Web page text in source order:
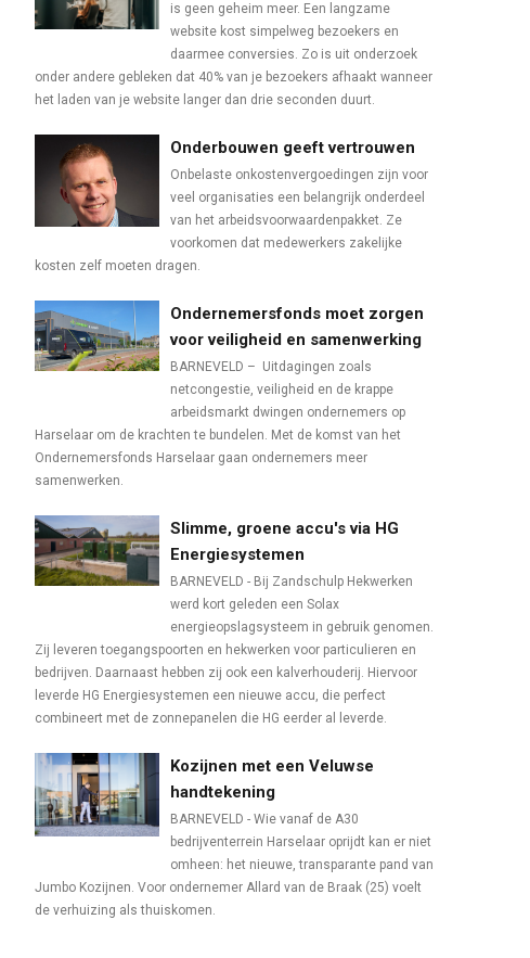
is geen geheim meer. Een langzame
website kost simpelweg bezoekers en
daarmee conversies. Zo is uit onderzoek
onder andere gebleken dat 40% van je bezoekers afhaakt wanneer
het laden van je website langer dan drie seconden duurt.
Onderbouwen geeft vertrouwen
Onbelaste onkostenvergoedingen zijn voor
veel organisaties een belangrijk onderdeel
van het arbeidsvoorwaardenpakket. Ze
voorkomen dat medewerkers zakelijke
kosten zelf moeten dragen.
Ondernemersfonds moet zorgen
voor veiligheid en samenwerking
BARNEVELD – Uitdagingen zoals
netcongestie, veiligheid en de krappe
arbeidsmarkt dwingen ondernemers op
Harselaar om de krachten te bundelen. Met de komst van het
Ondernemersfonds Harselaar gaan ondernemers meer
samenwerken.
Slimme, groene accu's via HG
Energiesystemen
BARNEVELD - Bij Zandschulp Hekwerken
werd kort geleden een Solax
energieopslagsysteem in gebruik genomen.
Zij leveren toegangspoorten en hekwerken voor particulieren en
bedrijven. Daarnaast hebben zij ook een kalverhouderij. Hiervoor
leverde HG Energiesystemen een nieuwe accu, die perfect
combineert met de zonnepanelen die HG eerder al leverde.
Kozijnen met een Veluwse
handtekening
BARNEVELD - Wie vanaf de A30
bedrijventerrein Harselaar oprijdt kan er niet
omheen: het nieuwe, transparante pand van
Jumbo Kozijnen. Voor ondernemer Allard van de Braak (25) voelt
de verhuizing als thuiskomen.